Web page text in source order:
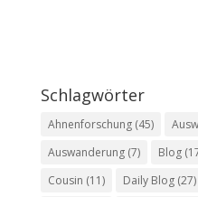
Schlagwörter
Ahnenforschung(45)
Auswanderung(7) Blog
Cousin (11) Daily Blog(27)